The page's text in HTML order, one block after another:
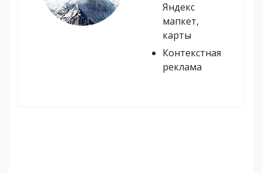
Яндекс
мапкет,
карты
Контекстная
реклама